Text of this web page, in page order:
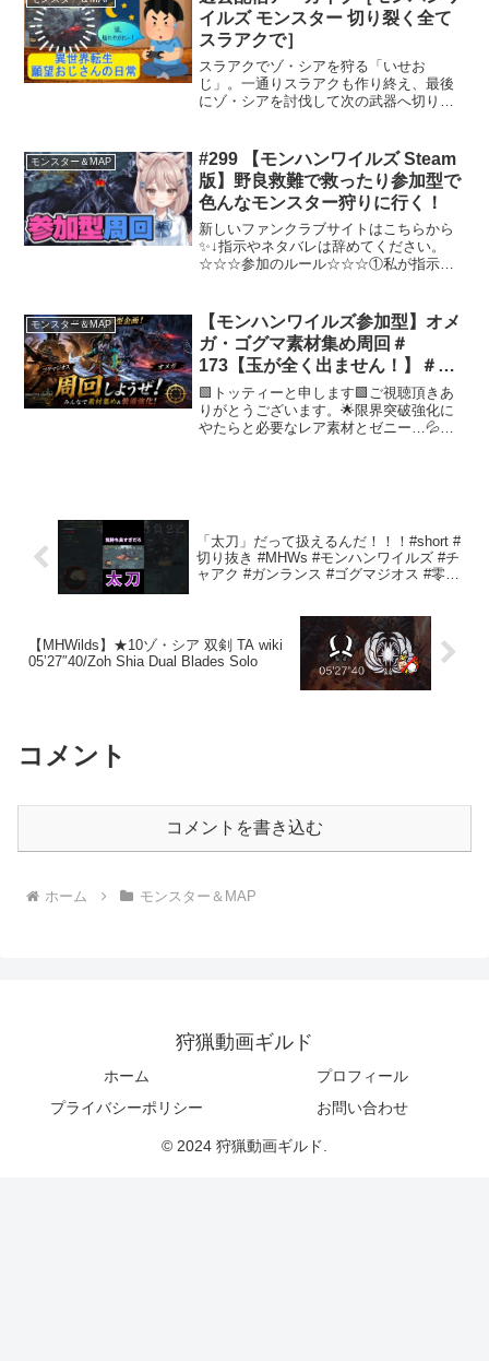
いております。部屋...
イルズ モンスター 切り裂く全て
スラアクで］
スラアクでゾ・シアを狩る「いせお
じ」。一通りスラアクも作り終え、最後
にゾ・シアを討伐して次の武器へ切り替
避できないスラアクでは苦戦する一方で
なかなか理想の立ち回りが出来ず...
モンスター＆MAP
#299 【モンハンワイルズ Steam
版】野良救難で救ったり参加型で
色んなモンスター狩りに行く！
新しいファンクラブサイトはこちらから
✨↓指示やネタバレは辞めてください。
☆☆☆参加のルール☆☆☆①私が指示し
る間は1人でクエスト行かないでね ・ク
エ貼りに指名された人は...
モンスター＆MAP
【モンハンワイルズ参加型】オメ
ガ・ゴグマ素材集め周回＃
173【玉が全く出ません！】＃プ
ライベートロビー
🟩トッティーと申します🟩ご視聴頂きあ
りがとうございます。🌟限界突破強化に
やたらと必要なレア素材とゼニー…💦こ
「太刀」だって扱えるんだ！！！#short #
切り抜き #MHWs #モンハンワイルズ #チ
ャアク #ガンランス #ゴグマジオス #零式
【MHWilds】★10ゾ・シア 双剣 TA wiki
05’27″40/Zoh Shia Dual Blades Solo
コメント
コメントを書き込む
ホーム モンスター＆MAP
狩猟動画ギルド
ホーム
プロフィール
プライバシーポリシー
お問い合わせ
© 2024 狩猟動画ギルド.